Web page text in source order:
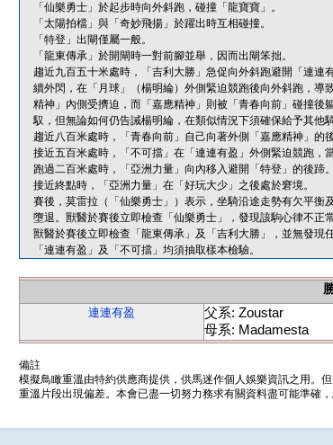
「仙樂勇士」於起步時向外斜跑，碰撞「龍寶寶」。
「太陽拍檔」與「奇妙飛揚」於躍出時互相碰撞。
「特登」出閘僅屬一般。
「龍東傳承」於開閘時一對前腳並舉，因而出閘笨拙。
趨近九百五十米處時，「吉利大勝」急促向外斜跑避開「連
續外閃，在「月球」（楊明綸）外側緊迫競跑後向外斜跑，
精神」內側受擠迫，而「嘉應精神」則被「青春向前」碰撞
馭，但無論如何仍告誡楊明綸，在類似情況下須確保給予其他
趨近八百米處時，「青春向前」自己向著外側「嘉應精神」的
接近五百米處時，「不可擋」在「連連有盈」外側緊迫競跑，
跑過二百米處時，「亞洲力量」向內移入避開「特登」的後蹄。
接近終點時，「亞洲力量」在「好玩大少」之後處於窘境。
賽後，莫雷拉（「仙樂勇士」）表示，坐騎沿途走勢有欠平
墮退。獸醫於賽後立即檢查「仙樂勇士」，發現該駒心律不正
獸醫於賽後立即檢查「龍東傳承」及「吉利大勝」，並無發現
「連連有盈」及「不可擋」均須抽取樣本檢驗。
連連有盈
父系: Zoustar
母系: Madamesta
備註
模擬鳥瞰重溫由特約供應商提供，供馬迷作個人娛樂資訊之用。
重溫片段出現偏差。本會已盡一切努力務求有關資料盡可能準確